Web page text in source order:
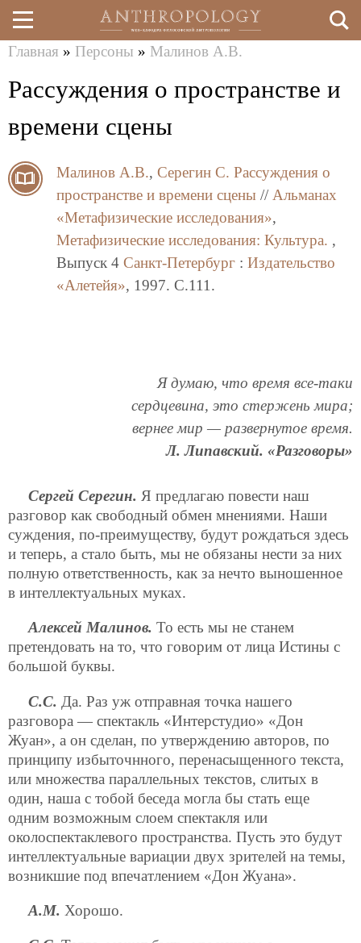
Перейти
к
здесь
Главная » Персоны » Малинов А.В.
Рассуждения о пространстве и
времени сцены
Малинов А.В., Серегин C. Рассуждения о
пространстве и времени сцены // Альманах
«Метафизические исследования»,
Метафизические исследования: Культура. ,
Выпуск 4 Санкт-Петербург : Издательство
«Алетейя», 1997. C.111.
Я думаю, что время все-таки
сердцевина, это стержень мира;
вернее мир — развернутое время.
Л. Липавский. «Разговоры»
Сергей Серегин. Я предлагаю повести наш
разговор как свободный обмен мнениями. Наши
суждения, по-преимуществу, будут рождаться здесь
и теперь, а стало быть, мы не обязаны нести за них
полную ответственность, как за нечто выношенное
в интеллектуальных муках.
Алексей Малинов. То есть мы не станем
претендовать на то, что говорим от лица Истины с
большой буквы.
С.С. Да. Раз уж отправная точка нашего
разговора — спектакль «Интерстудио» «Дон
Жуан», а он сделан, по утверждению авторов, по
принципу избыточнного, перенасыщенного текста,
или множества параллельных текстов, слитых в
один, наша с тобой беседа могла бы стать еще
одним возможным слоем спектакля или
околоспектаклевого пространства. Пусть это будут
интеллектуальные вариации двух зрителей на темы,
возникшие под впечатлением «Дон Жуана».
А.М. Хорошо.